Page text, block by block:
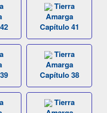
Tierra
Amarga
Capítulo 41
Tierra
Amarga
Capítulo 38
Tierra